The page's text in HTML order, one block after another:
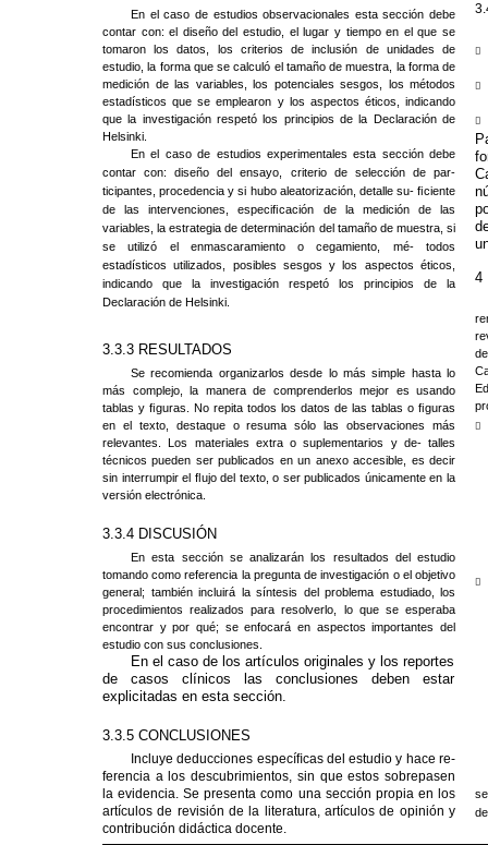
En el caso de estudios observacionales esta sección debe
contar con: el diseño del estudio, el lugar y tiempo en el que se
tomaron los datos, los criterios de inclusión de unidades de
estudio, la forma que se calculó el tamaño de muestra, la forma de
medición de las variables, los potenciales sesgos, los métodos
estadísticos que se emplearon y los aspectos éticos, indicando
que la investigación respetó los principios de la Declaración de
Helsinki.
En el caso de estudios experimentales esta sección debe
contar con: diseño del ensayo, criterio de selección de par-
ticipantes, procedencia y si hubo aleatorización, detalle su- ﬁciente
de las intervenciones, especiﬁcación de la medición de las
variables, la estrategia de determinación del tamaño de muestra, si
se utilizó el enmascaramiento o cegamiento, mé- todos
estadísticos utilizados, posibles sesgos y los aspectos éticos,
indicando que la investigación respetó los principios de la
Declaración de Helsinki.
3.3.3 RESULTADOS
Se recomienda organizarlos desde lo más simple hasta lo
más complejo, la manera de comprenderlos mejor es usando
tablas y ﬁguras. No repita todos los datos de las tablas o ﬁguras
en el texto, destaque o resuma sólo las observaciones más
relevantes. Los materiales extra o suplementarios y de- talles
técnicos pueden ser publicados en un anexo accesible, es decir
sin interrumpir el ﬂujo del texto, o ser publicados únicamente en la
versión electrónica.
3.3.4 DISCUSIÓN
En esta sección se analizarán los resultados del estudio
tomando como referencia la pregunta de investigación o el objetivo
general; también incluirá la síntesis del problema estudiado, los
procedimientos realizados para resolverlo, lo que se esperaba
encontrar y por qué; se enfocará en aspectos importantes del
estudio con sus conclusiones.
En el caso de los artículos originales y los reportes
de casos clínicos las conclusiones deben estar
explicitadas en esta sección.
3.3.5 CONCLUSIONES
Incluye deducciones especíﬁcas del estudio y hace re-
ferencia a los descubrimientos, sin que estos sobrepasen
la evidencia. Se presenta como una sección propia en los
artículos de revisión de la literatura, artículos de opinión y
contribución didáctica docente.
￿
￿
￿
4
￿
￿